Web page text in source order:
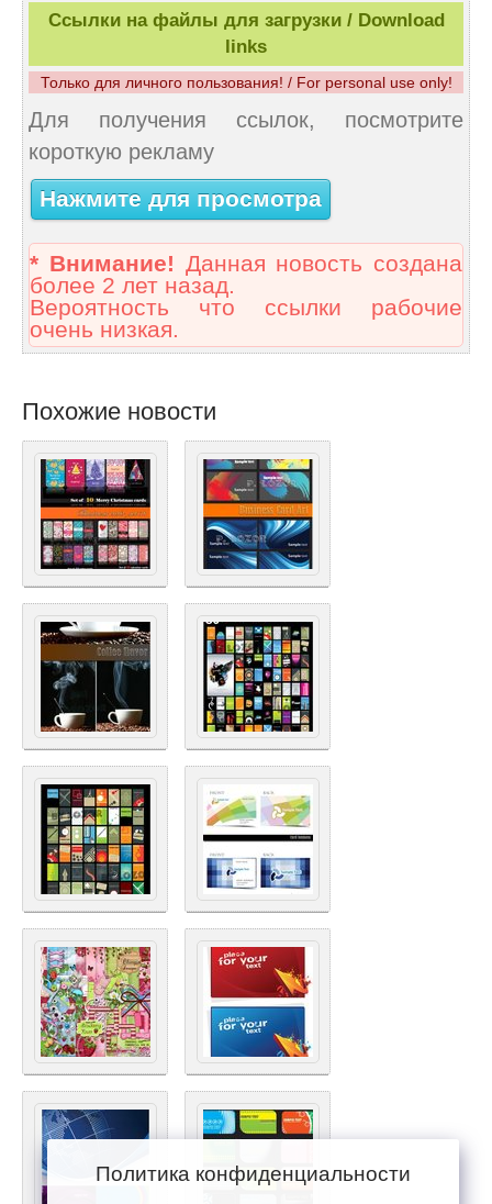
Ссылки на файлы для загрузки / Download
links
Только для личного пользования! / For personal use only!
Для получения ссылок, посмотрите
короткую рекламу
Нажмите для просмотра
* Внимание! Данная новость создана
более 2 лет назад.
Вероятность что ссылки рабочие
очень низкая.
Похожие новости
Политика конфиденциальности